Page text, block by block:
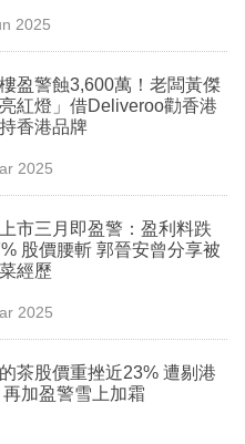
2025
盈警蝕3,600萬！老闆黃傑
紅燈」借Deliveroo勸香港
香港品牌
2025
市三月即盈警：盈利料跌
股價腰斬 郭晉安曾分享被
經歷
2025
茶股價重挫近23% 遭剔港
股通 再加盈警雪上加霜